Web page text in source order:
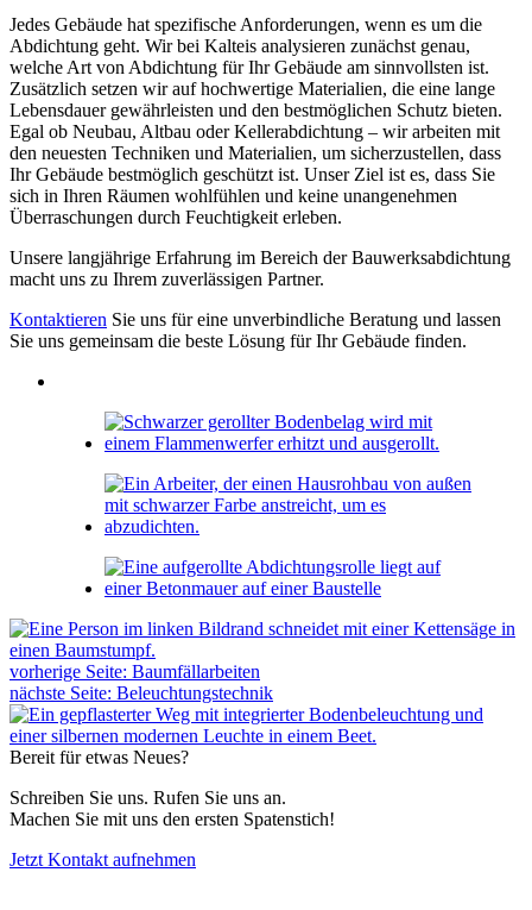
Jedes Gebäude hat spezifische Anforderungen, wenn es um die
Abdichtung geht. Wir bei Kalteis analysieren zunächst genau,
welche Art von Abdichtung für Ihr Gebäude am sinnvollsten ist.
Zusätzlich setzen wir auf hochwertige Materialien, die eine lange
Lebensdauer gewährleisten und den bestmöglichen Schutz bieten.
Egal ob Neubau, Altbau oder Kellerabdichtung – wir arbeiten mit
den neuesten Techniken und Materialien, um sicherzustellen, dass
Ihr Gebäude bestmöglich geschützt ist. Unser Ziel ist es, dass Sie
sich in Ihren Räumen wohlfühlen und keine unangenehmen
Überraschungen durch Feuchtigkeit erleben.
Unsere langjährige Erfahrung im Bereich der Bauwerksabdichtung
macht uns zu Ihrem zuverlässigen Partner.
Kontaktieren Sie uns für eine unverbindliche Beratung und lassen
Sie uns gemeinsam die beste Lösung für Ihr Gebäude finden.
vorherige Seite: Baumfällarbeiten
nächste Seite: Beleuchtungstechnik
Bereit für etwas Neues?
Schreiben Sie uns. Rufen Sie uns an.
Machen Sie mit uns den ersten Spatenstich!
Jetzt Kontakt aufnehmen